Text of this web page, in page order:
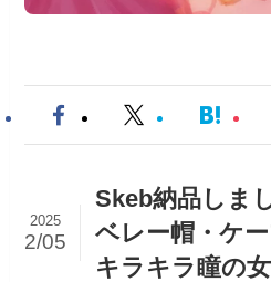
Skeb納品しま
ベレー帽・ケ
キラキラ瞳の
2025
2/05